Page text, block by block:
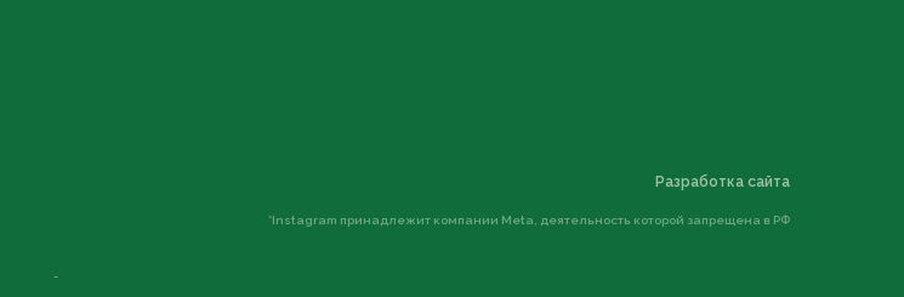
Разработка сайта
*Instagram принадлежит компании Meta, деятельность которой запрещена в РФ